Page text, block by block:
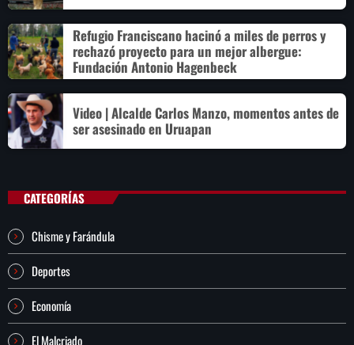
Refugio Franciscano hacinó a miles de perros y
rechazó proyecto para un mejor albergue:
Fundación Antonio Hagenbeck
Video | Alcalde Carlos Manzo, momentos antes de
ser asesinado en Uruapan
CATEGORÍAS
Chisme y Farándula
Deportes
Economía
El Malcriado